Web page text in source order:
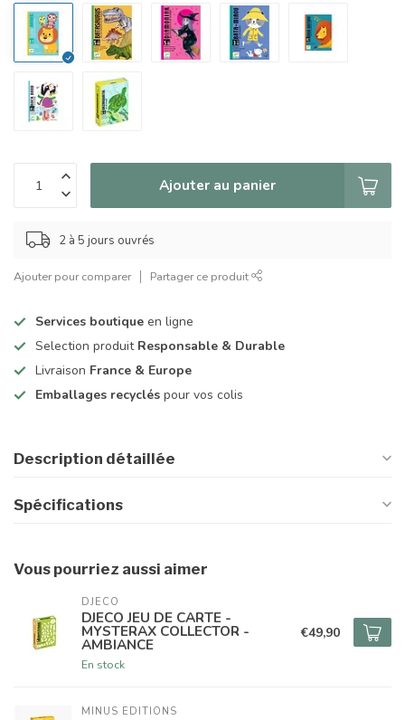
Ajouter au panier
2 à 5 jours ouvrés
Ajouter pour comparer Partager ce produit
Services boutique en ligne
Selection produit Responsable & Durable
Livraison France & Europe
Emballages recyclés pour vos colis
Description détaillée
Spécifications
Vous pourriez aussi aimer
DJECO
DJECO JEU DE CARTE -
MYSTERAX COLLECTOR -
AMBIANCE
En stock
€49,90
MINUS EDITIONS